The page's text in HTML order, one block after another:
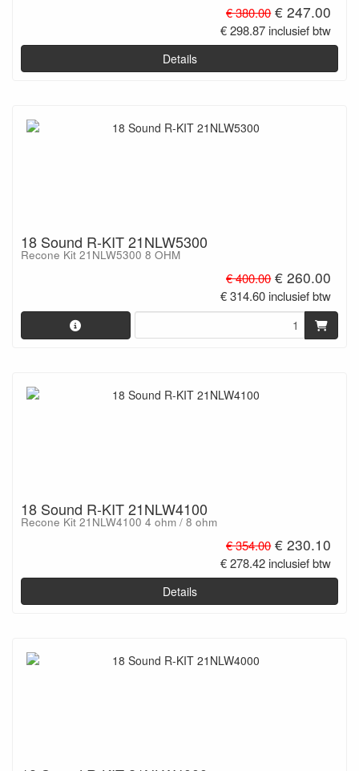
€ 380.00 € 247.00
€ 298.87 inclusief btw
Details
18 Sound R-KIT 21NLW5300
Recone Kit 21NLW5300 8 OHM
€ 400.00 € 260.00
€ 314.60 inclusief btw
18 Sound R-KIT 21NLW4100
Recone Kit 21NLW4100 4 ohm / 8 ohm
€ 354.00 € 230.10
€ 278.42 inclusief btw
Details